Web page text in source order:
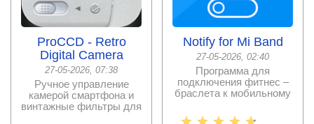
ProCCD - Retro
Digital Camera
27-05-2026, 07:38
Ручное управление
камерой смартфона и
винтажные фильтры для
Notify for Mi Band
27-05-2026, 02:40
Программа для
подключения фитнес –
браслета к мобильному
синхронизации.